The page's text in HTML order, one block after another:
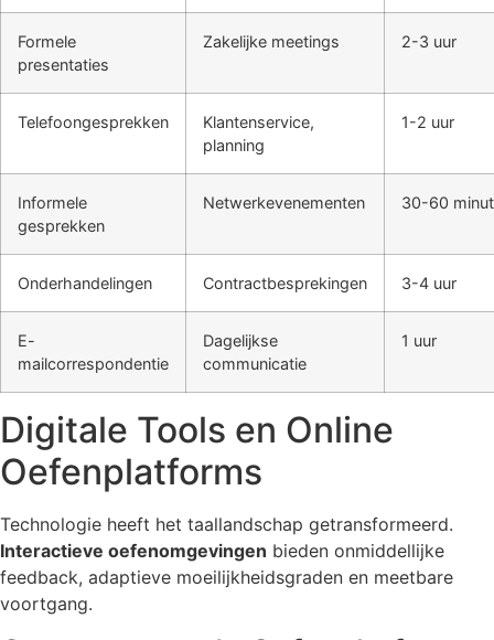
Formele
presentaties
Zakelijke meetings 2-3 uur
Telefoongesprekken
Klantenservice,
planning
1-2 uur
Informele
gesprekken
Netwerkevenementen 30-60
Onderhandelingen Contractbesprekingen 3-4 uur
E-
mailcorrespondentie
Dagelijkse
communicatie
1 uur
Digitale Tools en Online
Oefenplatforms
Technologie heeft het taallandschap getransformeerd.
Interactieve oefenomgevingen bieden onmiddellijke
feedback, adaptieve moeilijkheidsgraden en meetbare
voortgang.